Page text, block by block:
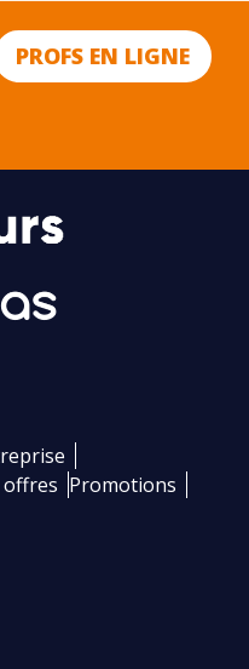
PROFS EN LIGNE
Promotions